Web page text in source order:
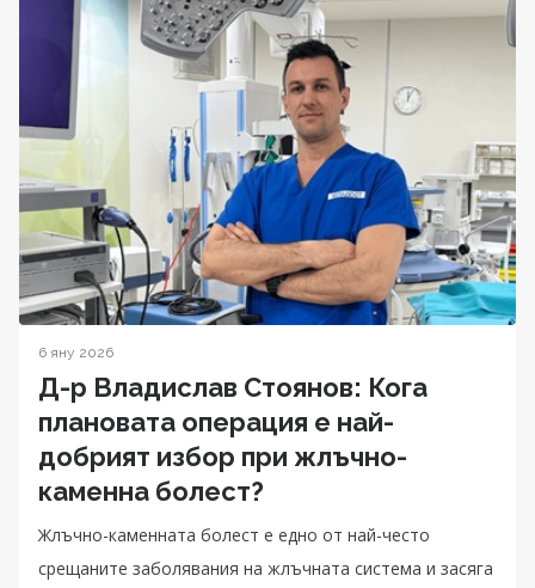
6 яну 2026
Д-р Владислав Стоянов: Кога
плановата операция е най-
добрият избор при жлъчно-
каменна болест?
Жлъчно-каменната болест е едно от най-често
срещаните заболявания на жлъчната система и засяга